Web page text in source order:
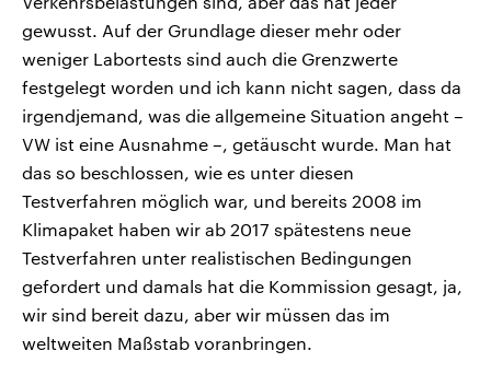
gewusst. Auf der Grundlage dieser mehr oder
weniger Labortests sind auch die Grenzwerte
festgelegt worden und ich kann nicht sagen, dass da
irgendjemand, was die allgemeine Situation angeht –
VW ist eine Ausnahme –, getäuscht wurde. Man hat
das so beschlossen, wie es unter diesen
Testverfahren möglich war, und bereits 2008 im
Klimapaket haben wir ab 2017 spätestens neue
Testverfahren unter realistischen Bedingungen
gefordert und damals hat die Kommission gesagt, ja,
wir sind bereit dazu, aber wir müssen das im
weltweiten Maßstab voranbringen.